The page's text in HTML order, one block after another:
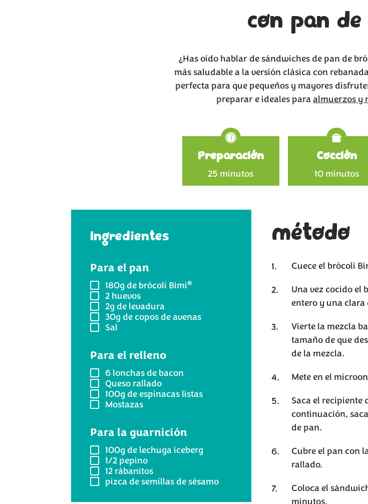
con pan de
¿Has oído hablar de sándwiches de pan de
más saludable a la versión clásica con
perfecta para que pequeños y mayores
preparar e ideales paraalmuerzos y
Preparación
25 minutos
Cocción
10 minutos
Ingredientes
Para el pan
180g de brócoli Bimi®
2 huevos
2g de levadura
30g de copos de avenas
Sal
Para el relleno
6 lonchas de bacon
Queso rallado
100g de espinacas listas
Mostazas
Para la guarnición
100g de lechuga iceberg
1/2 pepino
12 rábanitos
pizca de semillas de sésamo
método
Cuece el brócoli
Una vez cocido
entero y una clara
Vierte la mezcla
tamaño de que
de la mezcla.
Mete en el
Saca el
continuación,
de pan.
Cubre el pan con
rallado.
Coloca el
minutos.